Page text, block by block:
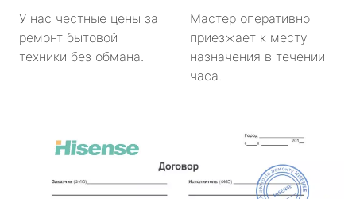
У нас честные цены за
ремонт бытовой
техники без обмана.
Мастер оперативно
приезжает к месту
назначения в течении
часа.